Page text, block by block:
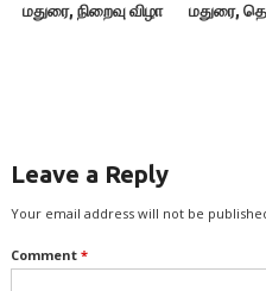
மதுரை, நிறைவு விழா
மதுரை,
Leave a Reply
Your email address will not be
Comment *